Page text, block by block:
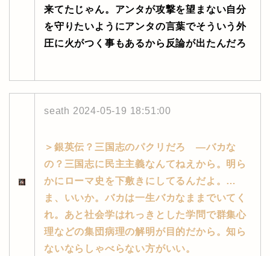
来てたじゃん。アンタが攻撃を望まない自分
を守りたいようにアンタの言葉でそういう外
圧に火がつく事もあるから反論が出たんだろ
seath 2024-05-19 18:51:00
＞銀英伝？三国志のパクリだろ ―バカな
の？三国志に民主主義なんてねえから。明ら
かにローマ史を下敷きにしてるんだよ。…
ま、いいか。バカは一生バカなままでいてく
れ。あと社会学はれっきとした学問で群集心
理などの集団病理の解明が目的だから。知ら
ないならしゃべらない方がいい。